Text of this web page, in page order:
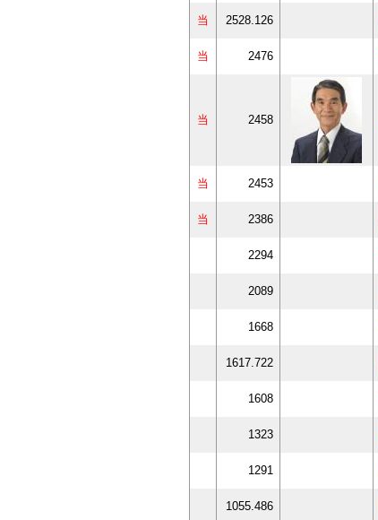
当 2528.126
当 2476
当 2458
当 2453
当 2386
2294
2089
1668
1617.722
1608
1323
1291
1055.486